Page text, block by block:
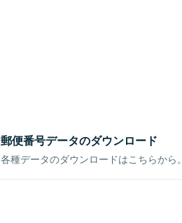
郵便番号データのダウンロード
各種データのダウンロードはこちらから